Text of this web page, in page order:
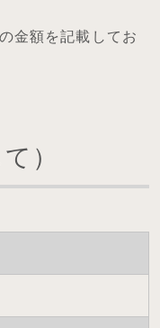
金額を記載してお
）